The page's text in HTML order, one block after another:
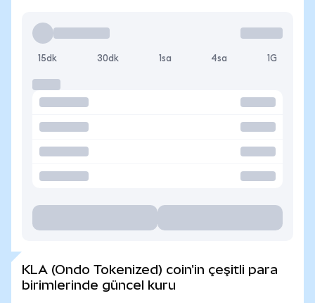
15dk 30dk 1sa 4sa 1G
KLA (Ondo Tokenized) coin'in çeşitli para
birimlerinde güncel kuru